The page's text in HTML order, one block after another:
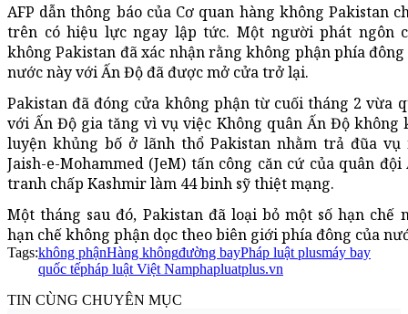
AFP dẫn thông báo của Cơ quan hàng không Pakistan
trên có hiệu lực ngay lập tức. Một người phát ngôn
không Pakistan đã xác nhận rằng không phận phía
nước này với Ấn Độ đã được mở cửa trở lại.
Pakistan đã đóng cửa không phận từ cuối tháng 2 vừa
với Ấn Độ gia tăng vì vụ việc Không quân Ấn Độ không
luyện khủng bố ở lãnh thổ Pakistan nhằm trả đũa vụ
Jaish-e-Mohammed (JeM) tấn công căn cứ của quân
tranh chấp Kashmir làm 44 binh sỹ thiệt mạng.
Một tháng sau đó, Pakistan đã loại bỏ một số hạn chế
hạn chế không phận dọc theo biên giới phía đông của
Tags:không phậnHàng khôngđường bayPháp luật plusmáy bay
quốc tếpháp luật Việt Namphapluatplus.vn
TIN CÙNG CHUYÊN MỤC